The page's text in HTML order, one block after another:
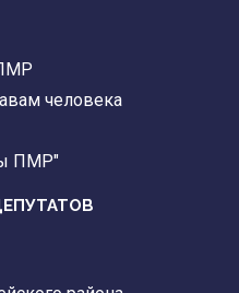
человека
ПМР"